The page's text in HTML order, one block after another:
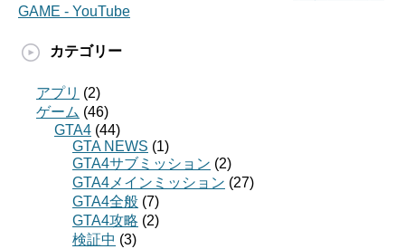
GAME - YouTube
カテゴリー
アプリ (2)
ゲーム (46)
GTA4 (44)
GTA NEWS (1)
GTA4サブミッション (2)
GTA4メインミッション (27)
GTA4全般 (7)
GTA4攻略 (2)
検証中 (3)